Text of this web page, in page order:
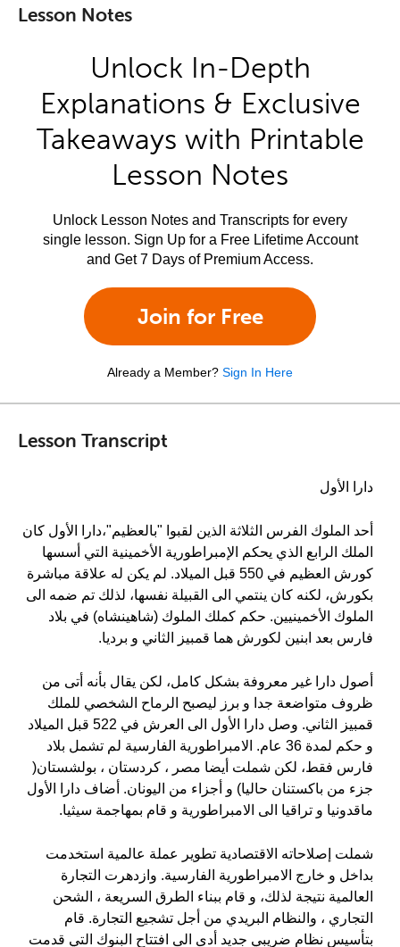
Lesson Notes
Unlock In-Depth
Explanations & Exclusive
Takeaways with Printable
Lesson Notes
Unlock Lesson Notes and Transcripts for every
single lesson. Sign Up for a Free Lifetime Account
and Get 7 Days of Premium Access.
Join for Free
Already a Member? Sign In Here
Lesson Transcript
دارا الأول
أحد الملوك الفرس الثلاثة الذين لقبوا "بالعظيم"،دارا الأول كان
الملك الرابع الذي يحكم الإمبراطورية الأخمينية التي أسسها
كورش العظيم في 550 قبل الميلاد. لم يكن له علاقة مباشرة
بكورش، لكنه كان ينتمي الى القبيلة نفسها، لذلك تم ضمه الى
الملوك الأخمينيين. حكم كملك الملوك (شاهينشاه) في بلاد
فارس بعد ابنين لكورش هما قمبيز الثاني و برديا.
أصول دارا غير معروفة بشكل كامل، لكن يقال بأنه أتى من
ظروف متواضعة جدا و برز ليصبح الرماح الشخصي للملك
قمبيز الثاني. وصل دارا الأول الى العرش في 522 قبل الميلاد
و حكم لمدة 36 عام. الامبراطورية الفارسية لم تشمل بلاد
فارس فقط، لكن شملت أيضا مصر ، كردستان ، بولشستان(
جزء من باكستنان حاليا) و أجزاء من اليونان. أضاف دارا الأول
ماقدونيا و تراقيا الى الامبراطورية و قام بمهاجمة سيثيا.
شملت إصلاحاته الاقتصادية تطوير عملة عالمية استخدمت
بداخل و خارج الامبراطورية الفارسية. وازدهرت التجارة
العالمية نتيجة لذلك، و قام ببناء الطرق السريعة ، الشحن
التجاري ، والنظام البريدي من أجل تشجيع التجارة. قام
بتأسيس نظام ضريبي جديد أدى الى افتتاح البنوك التي قدمت